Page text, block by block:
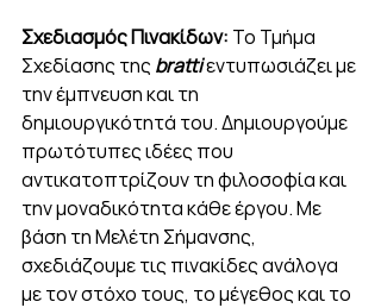
Σχεδιασμός Πινακίδων: Το Τμήμα
Σχεδίασης της bratti εντυπωσιάζει με
την έμπνευση και τη
δημιουργικότητά του. Δημιουργούμε
πρωτότυπες ιδέες που
αντικατοπτρίζουν τη φιλοσοφία και
την μοναδικότητα κάθε έργου. Με
βάση τη Μελέτη Σήμανσης,
σχεδιάζουμε τις πινακίδες ανάλογα
με τον στόχο τους, το μέγεθος και το